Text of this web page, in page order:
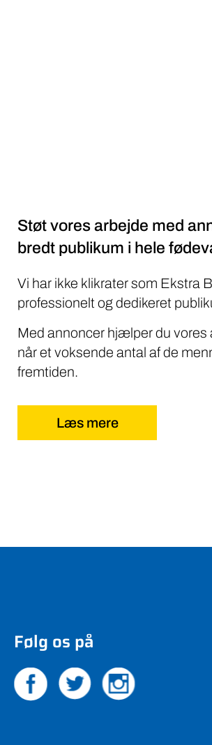
Støt vores arbejde med
bredt publikum i hele
Vi har ikke klikrater som Ekstra
professionelt og dedikeret
Med annoncer hjælper du vores
når et voksende antal af de
fremtiden.
Læs mere
Følg os på